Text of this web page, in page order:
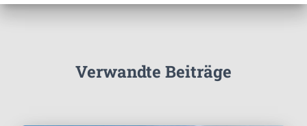
Verwandte Beiträge